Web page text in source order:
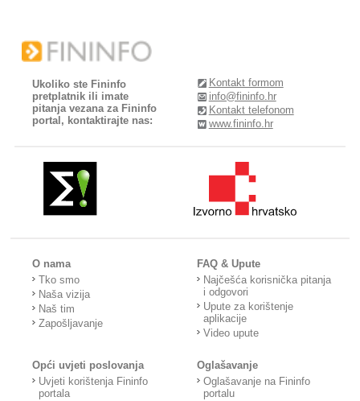
Ukoliko ste Fininfo
pretplatnik ili imate
pitanja vezana za Fininfo
portal, kontaktirajte nas:
Kontakt formom
info@fininfo.hr
Kontakt telefonom
www.fininfo.hr
O nama
Tko smo
Naša vizija
Naš tim
Zapošljavanje
FAQ & Upute
Najčešća korisnička pitanja
i odgovori
Upute za korištenje
aplikacije
Video upute
Opći uvjeti poslovanja
Uvjeti korištenja Fininfo
portala
Oglašavanje
Oglašavanje na Fininfo
portalu